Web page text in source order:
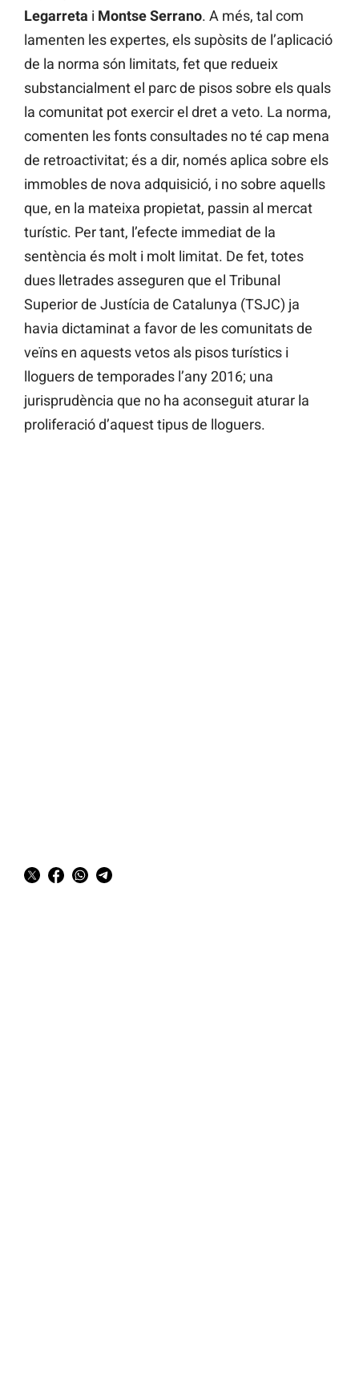
Legarreta i Montse Serrano. A més, tal com
lamenten les expertes, els supòsits de l’aplicació
de la norma són limitats, fet que redueix
substancialment el parc de pisos sobre els quals
la comunitat pot exercir el dret a veto. La norma,
comenten les fonts consultades no té cap mena
de retroactivitat; és a dir, només aplica sobre els
immobles de nova adquisició, i no sobre aquells
que, en la mateixa propietat, passin al mercat
turístic. Per tant, l’efecte immediat de la
sentència és molt i molt limitat. De fet, totes
dues lletrades asseguren que el Tribunal
Superior de Justícia de Catalunya (TSJC) ja
havia dictaminat a favor de les comunitats de
veïns en aquests vetos als pisos turístics i
lloguers de temporades l’any 2016; una
jurisprudència que no ha aconseguit aturar la
proliferació d’aquest tipus de lloguers.